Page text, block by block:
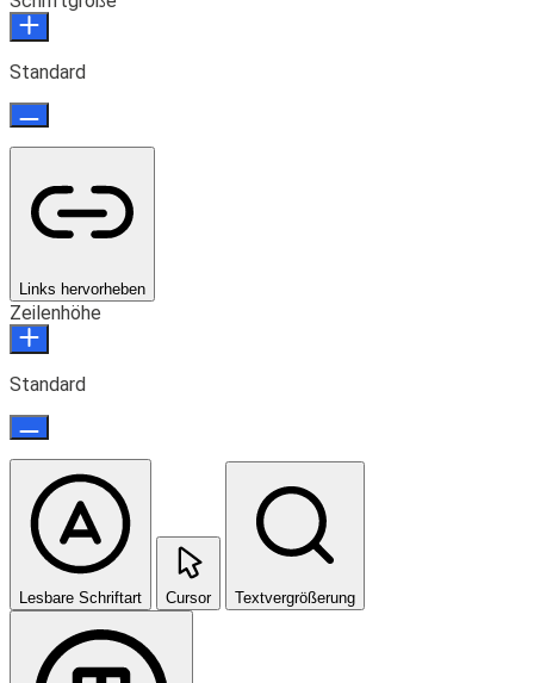
Standard
Links hervorheben
Zeilenhöhe
Standard
Lesbare Schriftart Cursor Textvergrößerung